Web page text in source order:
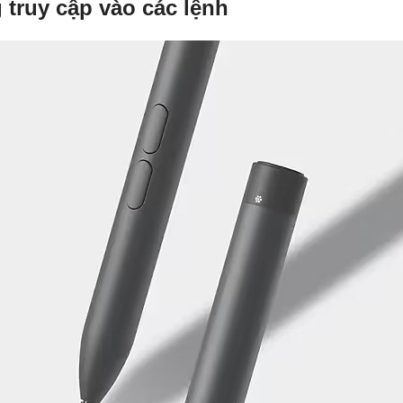
truy cập vào các lệnh